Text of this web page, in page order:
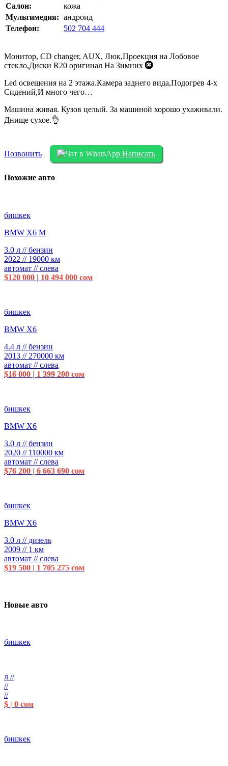
Салон:
кожа
Мультимедия: андроид
Телефон:
502 704 444
Монитор, CD changer, AUX, Люк,Проекция на Лобовое
стекло,Диски R20 оригинал На Зимних 🛞
Led освещения на 2 этажа.Камера заднего вида,Подогрев 4-х
Сидений,И много чего…
Машина живая. Кузов целый. За машиной хорошо ухаживали.
Днище сухое.👌
Позвонить Написать
Похожие авто
бишкек
BMW X6 M
3.0 л // бензин
2022 // 19000 км
автомат // слева
$120 000 | 10 494 000 сом
бишкек
BMW X6
4.4 л // бензин
2013 // 270000 км
автомат // слева
$16 000 | 1 399 200 сом
бишкек
BMW X6
3.0 л // бензин
2020 // 110000 км
автомат // слева
$76 200 | 6 663 690 сом
бишкек
BMW X6
3.0 л // дизель
2009 // 1 км
автомат // слева
$19 500 | 1 705 275 сом
Новые авто
бишкек
л //
//
//
$ | 0 сом
бишкек